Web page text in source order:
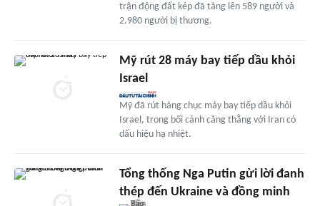
trận động đất kép đã tăng lên 589 người và
2.980 người bị thương.
Mỹ rút 28 máy bay tiếp dầu khỏi
Israel
Mỹ đã rút hàng chục máy bay tiếp dầu khỏi
Israel, trong bối cảnh căng thẳng với Iran có
dấu hiệu hạ nhiệt.
Tổng thống Nga Putin gửi lời đanh
thép đến Ukraine và đồng minh